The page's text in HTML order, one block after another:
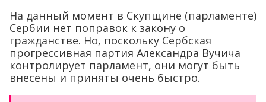
На данный момент в Скупщине (парламенте)
Сербии нет поправок к закону о
гражданстве. Но, поскольку Сербская
прогрессивная партия Александра Вучича
контролирует парламент, они могут быть
внесены и приняты очень быстро.